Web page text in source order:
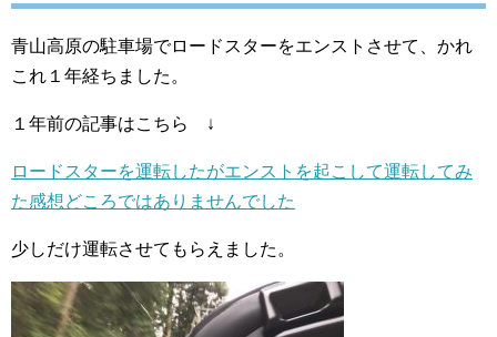
青山高原の駐車場でロードスターをエンストさせて、かれ
これ１年経ちました。
１年前の記事はこちら ↓
ロードスターを運転したがエンストを起こして運転してみ
た感想どころではありませんでした
少しだけ運転させてもらえました。